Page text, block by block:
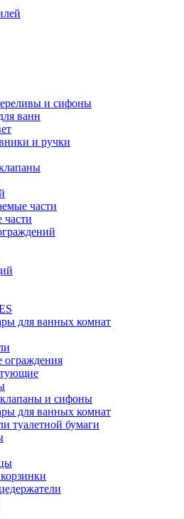
и сифоны
ванн
и ручки
части
для ванных комнат
и сифоны
для ванных комнат
туалетной бумаги